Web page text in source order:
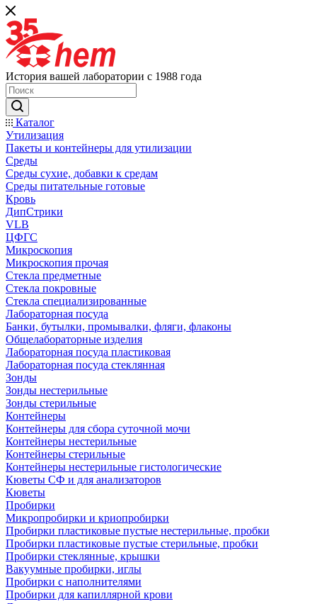
История вашей лаборатории с 1988 года
Каталог
Утилизация
Пакеты и контейнеры для утилизации
Среды
Среды сухие, добавки к средам
Среды питательные готовые
Кровь
ДипСтрики
VLB
ЦФГС
Микроскопия
Микроскопия прочая
Стекла предметные
Стекла покровные
Стекла специализированные
Лабораторная посуда
Банки, бутылки, промывалки, фляги, флаконы
Общелабораторные изделия
Лабораторная посуда пластиковая
Лабораторная посуда стеклянная
Зонды
Зонды нестерильные
Зонды стерильные
Контейнеры
Контейнеры для сбора суточной мочи
Контейнеры нестерильные
Контейнеры стерильные
Контейнеры нестерильные гистологические
Кюветы СФ и для анализаторов
Кюветы
Пробирки
Микропробирки и криопробирки
Пробирки пластиковые пустые нестерильные, пробки
Пробирки пластиковые пустые стерильные, пробки
Пробирки стеклянные, крышки
Вакуумные пробирки, иглы
Пробирки с наполнителями
Пробирки для капиллярной крови